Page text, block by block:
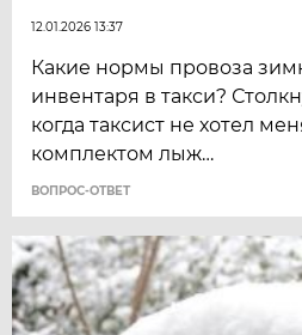
12.01.2026 13:37
Какие нормы провоза
инвентаря в такси?
когда таксист не хотел
комплектом лыж…
ВОПРОС-ОТВЕТ